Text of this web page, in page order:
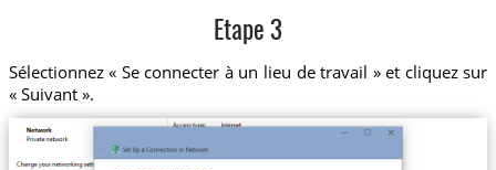
Etape 3
Sélectionnez « Se connecter à un lieu de travail » et cliquez sur
« Suivant ».